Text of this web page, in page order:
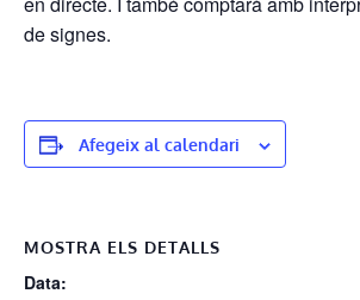
de signes.
Afegeix al calendari
MOSTRA ELS DETALLS
Data: